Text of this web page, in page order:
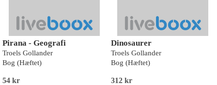
Pirana - Geografi
Troels Gollander
Bog (Hæftet)
54 kr
Dinosaurer
Troels Gollander
Bog (Hæftet)
312 kr